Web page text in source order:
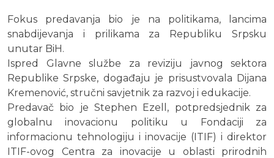
Fokus predavanja bio je na politikama, lancima
snabdijevanja i prilikama za Republiku Srpsku
unutar BiH.
Ispred Glavne službe za reviziju javnog sektora
Republike Srpske, događaju je prisustvovala Dijana
Kremenović, stručni savjetnik za razvoj i edukacije.
Predavač bio je Stephen Ezell, potpredsjednik za
globalnu inovacionu politiku u Fondaciji za
informacionu tehnologiju i inovacije (ITIF) i direktor
ITIF-ovog Centra za inovacije u oblasti prirodnih